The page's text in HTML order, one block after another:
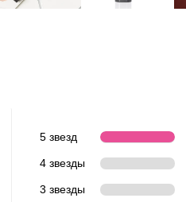
5 звезд
4 звезды
3 звезды